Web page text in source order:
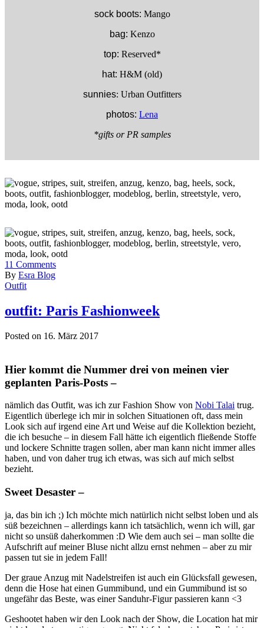
sock boots: Mango
bag: Kenzo
top: Reserved*
hat: H&M (old)
sunnies: Urban Outfitters
photos: Lena
*gifts or PR samples
11 Comments
By Esra Blog
Outfit
outfit: Paris Fashionweek
Posted on 16. März 2017
Hier kommt die Nummer drei von meinen vier
geplanten Paris-Posts –
nämlich das Outfit, was ich zur Fashion Show von Nobi Talai trug.
Eigentlich überlege ich mir in solchen Situationen oft, dass mein
Look sich auf irgend eine Art und Weise auf die Kollektion bezieht,
die ich besuche – in diesem Fall hätte ich eigentlich fließende Stoffe
und lockere Schnitte tragen sollen, aber man kann nicht immer alles
haben, und von daher trug ich etwas, was sich auf mich selbst
bezieht.
Sweet Desaster –
ja, das bin ich ;) Ich möchte mich natürlich nicht selbst loben und als
süß bezeichnen – allerdings kann ich tatsächlich, wenn ich will, gar
nicht so unsüß daherkommen :D Wie dem auch sei – man sollte die
Aufschrift auf meiner Bluse nicht allzu ernst nehmen – aber zu mir
passen tut sie in jedem Fall!
Der graue Anzug mit Nadelstreifen ist auch ein Glücksfall gewesen,
denn die Hose hat einen Gummibund, und ein Gummibund ist so
ungefähr das Beste, was einer Sanduhr-Figur passieren kann <3
Geshootet haben wir den Look nach der Show, die Location hat mir